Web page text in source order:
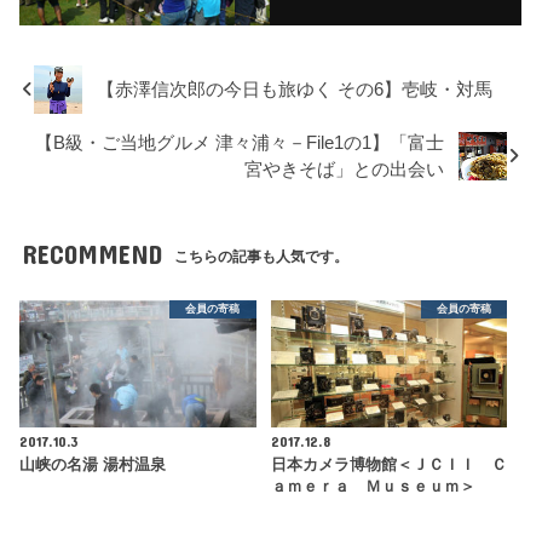
【赤澤信次郎の今日も旅ゆく その6】壱岐・対馬
【B級・ご当地グルメ 津々浦々－File1の1】「富士
宮やきそば」との出会い
RECOMMEND こちらの記事も人気です。
会員の寄稿
2017.10.3
山峡の名湯 湯村温泉
会員の寄稿
2017.12.8
日本カメラ博物館＜ＪＣＩＩ Ｃ
ａｍｅｒａ Ｍｕｓｅｕｍ＞